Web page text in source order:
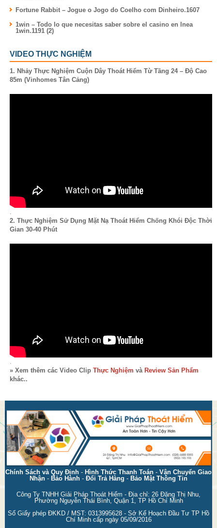
Fortune Rabbit – Jogue o Jogo do Coelho com Dinheiro.1607
1win – Todo lo que necesitas saber sobre el casino en lnea
1win.1191 (2)
VIDEO THỰC NGHIỆM
1. Nhảy Thực Nghiệm Cuộn Dây Thoát Hiểm Từ Tầng 24 – Độ Cao
85m (Vinhomes Tân Cảng)
.
2. Thực Nghiệm Sử Dụng Mặt Nạ Thoát Hiểm Chống Khói Độc Thời
Gian 30-40 Phút
.
» Xem thêm các Video Clip Thực Nghiệm và Review Sản Phẩm
khác..
Chính Sách và Quy Định - Hình Thức Thanh Toán - Vận Chuyển Giao
Nhận - Bảo Hành - Đổi Trả Hàng - Bảo Mật Thông Tin
Công Ty TNHH Giải Pháp Thoát Hiểm - Địa chỉ: 26 Đặng Thị Nhu,
Phường Nguyễn Thái Bình, Quận 1, TP Hồ Chí Minh
Số Giấy phép ĐKKD / MST: 0313995628 - Sở Kế Hoạch Đầu Tư TP Hồ
Chí Minh cấp ngày 05/09/2016